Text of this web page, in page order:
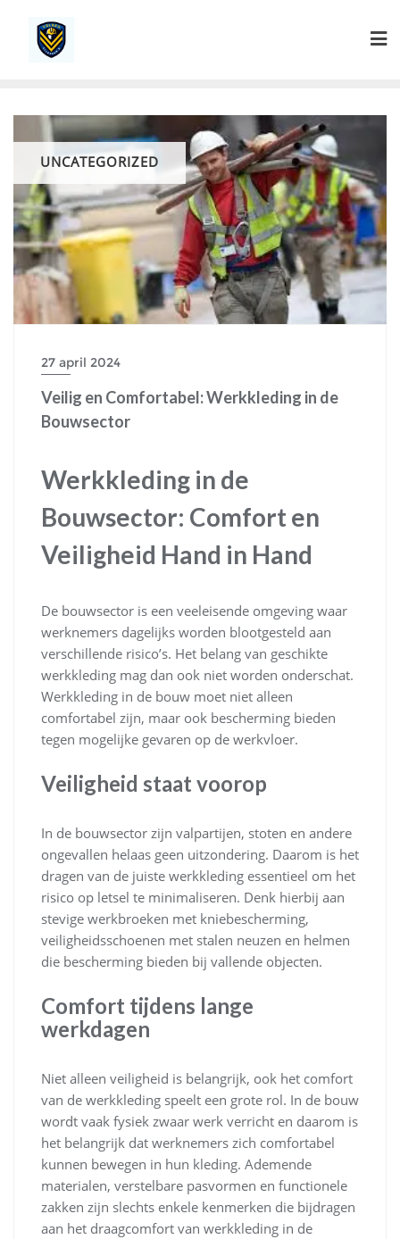
UNCATEGORIZED
27 april 2024
Veilig en Comfortabel: Werkkleding in de
Bouwsector
Werkkleding in de
Bouwsector: Comfort en
Veiligheid Hand in Hand
De bouwsector is een veeleisende omgeving waar
werknemers dagelijks worden blootgesteld aan
verschillende risico’s. Het belang van geschikte
werkkleding mag dan ook niet worden onderschat.
Werkkleding in de bouw moet niet alleen
comfortabel zijn, maar ook bescherming bieden
tegen mogelijke gevaren op de werkvloer.
Veiligheid staat voorop
In de bouwsector zijn valpartijen, stoten en andere
ongevallen helaas geen uitzondering. Daarom is het
dragen van de juiste werkkleding essentieel om het
risico op letsel te minimaliseren. Denk hierbij aan
stevige werkbroeken met kniebescherming,
veiligheidsschoenen met stalen neuzen en helmen
die bescherming bieden bij vallende objecten.
Comfort tijdens lange
werkdagen
Niet alleen veiligheid is belangrijk, ook het comfort
van de werkkleding speelt een grote rol. In de bouw
wordt vaak fysiek zwaar werk verricht en daarom is
het belangrijk dat werknemers zich comfortabel
kunnen bewegen in hun kleding. Ademende
materialen, verstelbare pasvormen en functionele
zakken zijn slechts enkele kenmerken die bijdragen
aan het draagcomfort van werkkleding in de